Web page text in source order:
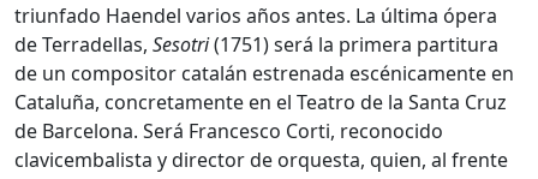
triunfado Haendel varios años antes. La última ópera
de Terradellas, Sesotri(1751) será la primera partitura
de un compositor catalán estrenada escénicamente en
Cataluña, concretamente en el Teatro de la Santa Cruz
de Barcelona. Será Francesco Corti, reconocido
clavicembalista y director de orquesta, quien, al frente